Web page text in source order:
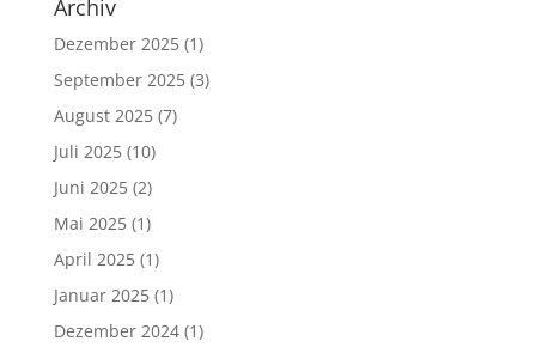
Archiv
Dezember 2025(1)
September 2025(3)
August 2025(7)
Juli 2025(10)
Juni 2025(2)
Mai 2025(1)
April 2025(1)
Januar 2025(1)
Dezember 2024(1)